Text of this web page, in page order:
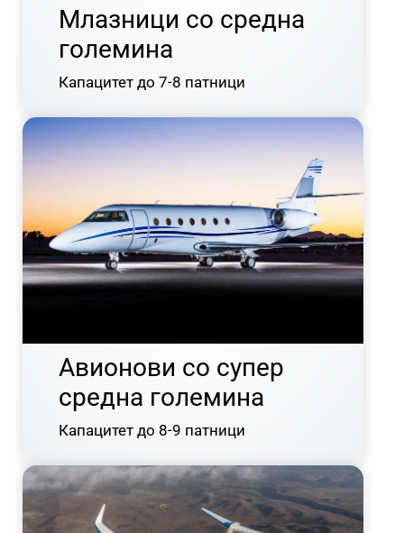
Млазници со средна
големина
Капацитет до 7-8 патници
Авионови со супер
средна големина
Капацитет до 8-9 патници